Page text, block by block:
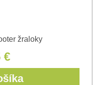
žraloky
€